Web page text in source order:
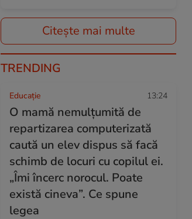
Citește mai multe
TRENDING
Educație 13:24
O mamă nemulțumită de
repartizarea computerizată
caută un elev dispus să facă
schimb de locuri cu copilul ei.
„Îmi încerc norocul. Poate
există cineva”. Ce spune
legea